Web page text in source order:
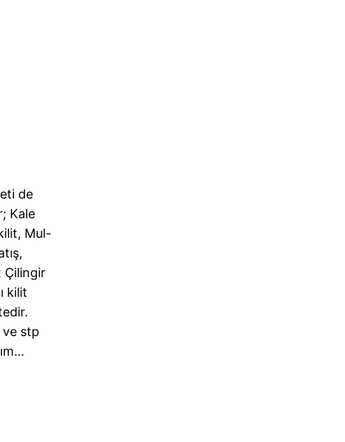
de
Kale
Mul-
Çilingir
kilit
ve stp